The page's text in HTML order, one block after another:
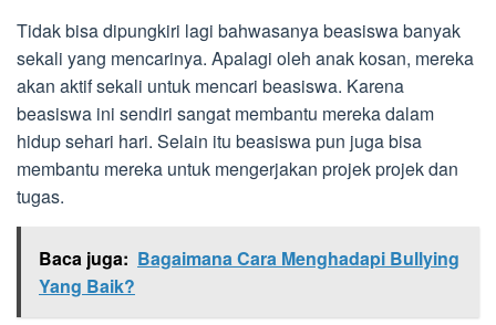
Tidak bisa dipungkiri lagi bahwasanya beasiswa banyak
sekali yang mencarinya. Apalagi oleh anak kosan, mereka
akan aktif sekali untuk mencari beasiswa. Karena
beasiswa ini sendiri sangat membantu mereka dalam
hidup sehari hari. Selain itu beasiswa pun juga bisa
membantu mereka untuk mengerjakan projek projek dan
tugas.
Baca juga: Bagaimana Cara Menghadapi Bullying
Yang Baik?